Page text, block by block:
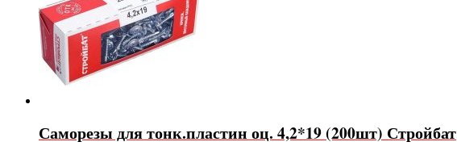
Саморезы для тонк.пластин оц. 4,2*19 (200шт) Стройбат